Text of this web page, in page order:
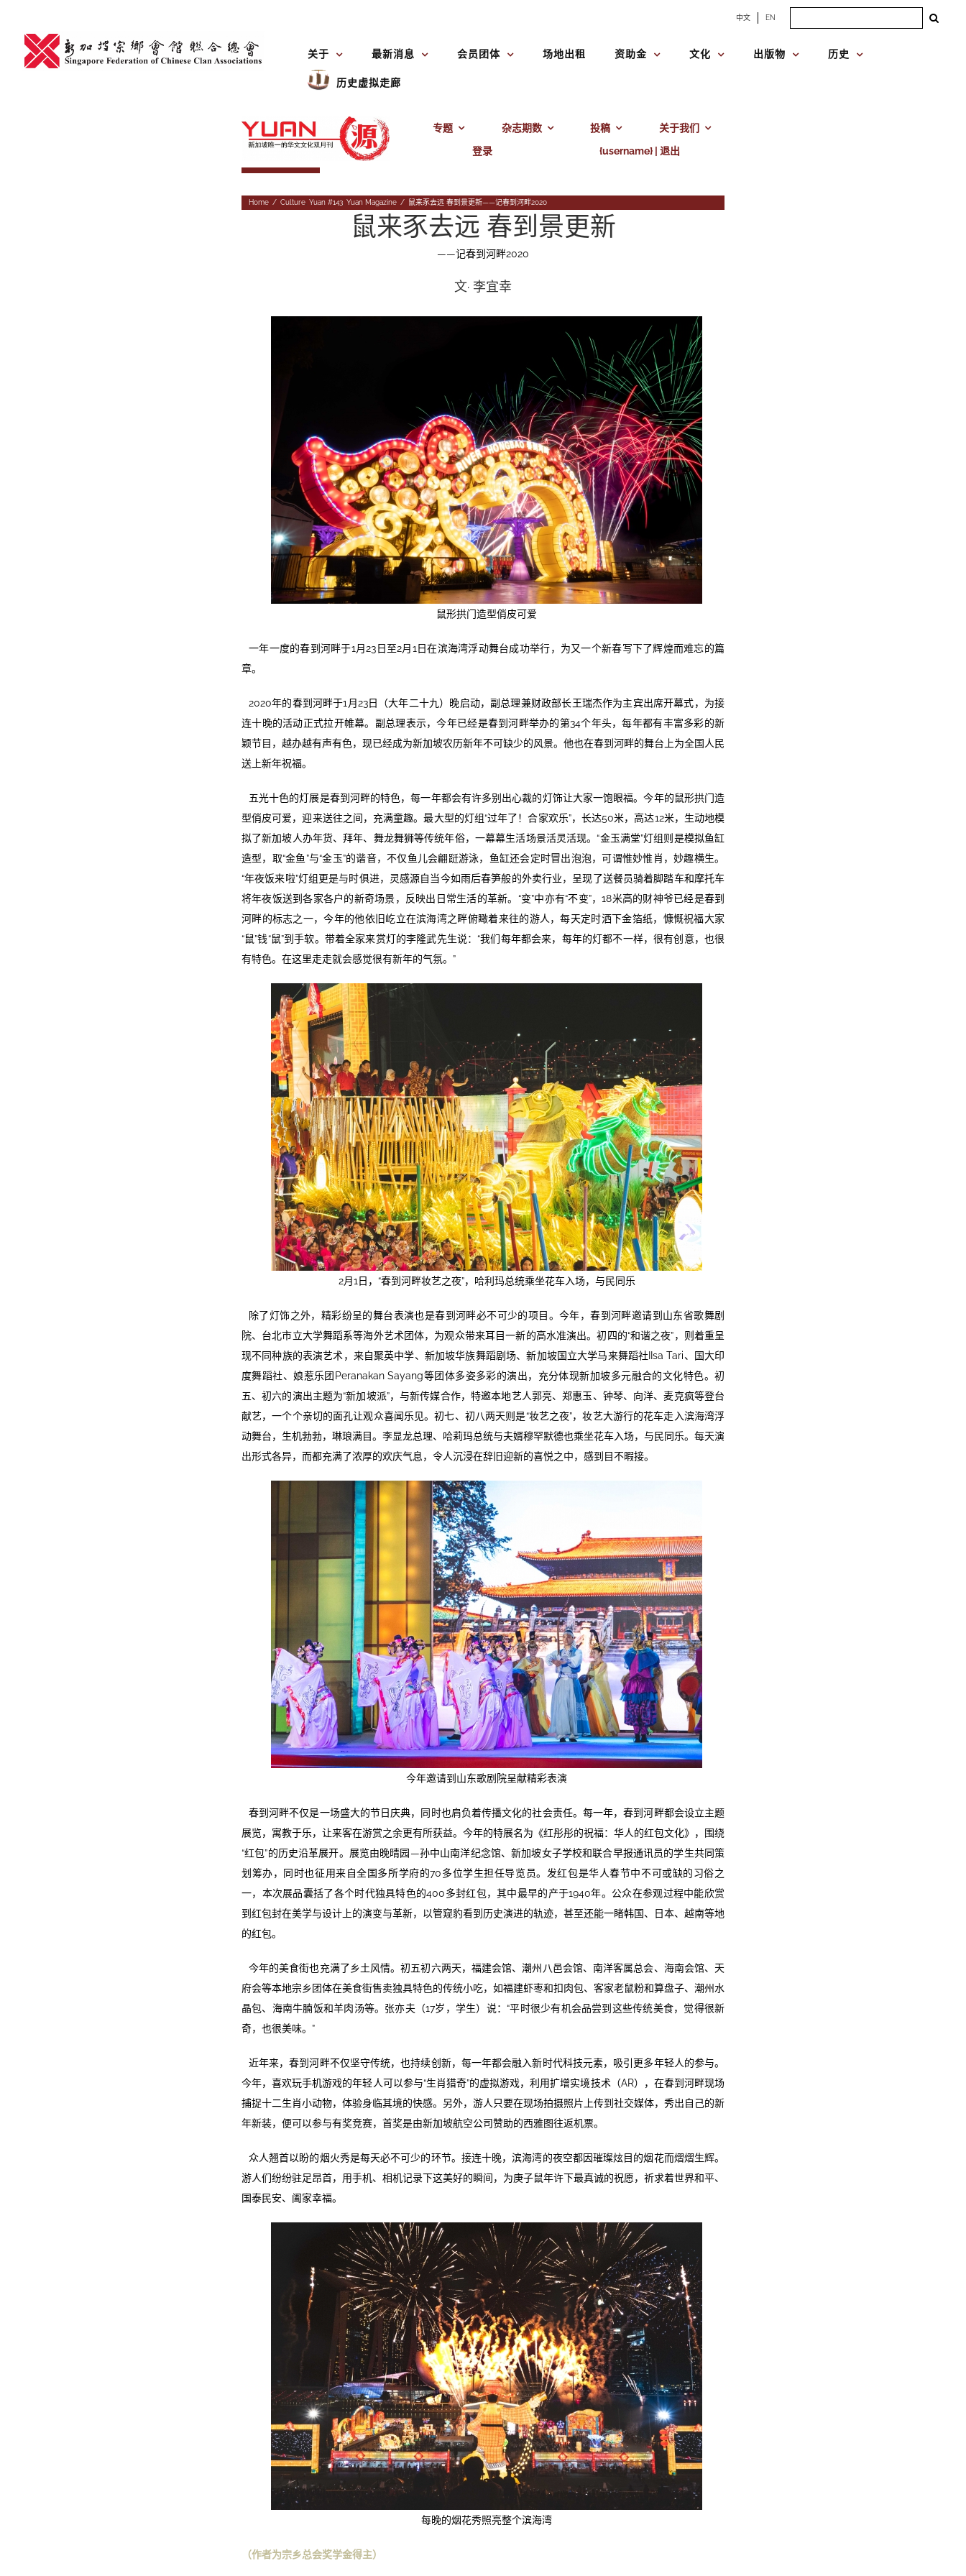
content
中文 EN
关于
最新消息 会员团体 场地出租 资助金 文化 出版物 历史
历史虚拟走廊
专题 杂志期数 投稿
关于我们
登录
{username} | 退出
Home / Culture, Yuan #143, Yuan Magazine / 鼠来豕去远 春到景更新——记春到河畔2020
鼠来豕去远 春到景更新
——记春到河畔2020
文· 李宜幸
鼠形拱门造型俏皮可爱
一年一度的春到河畔于1月23日至2月1日在滨海湾浮动舞台成功举行，为又一个新春写下了辉煌而难忘的篇
章。
2020年的春到河畔于1月23日（大年二十九）晚启动，副总理兼财政部长王瑞杰作为主宾出席开幕式，为接
连十晚的活动正式拉开帷幕。副总理表示，今年已经是春到河畔举办的第34个年头，每年都有丰富多彩的新
颖节目，越办越有声有色，现已经成为新加坡农历新年不可缺少的风景。他也在春到河畔的舞台上为全国人民
送上新年祝福。
五光十色的灯展是春到河畔的特色，每一年都会有许多别出心裁的灯饰让大家一饱眼福。今年的鼠形拱门造
型俏皮可爱，迎来送往之间，充满童趣。最大型的灯组“过年了！合家欢乐”，长达50米，高达12米，生动地模
拟了新加坡人办年货、拜年、舞龙舞狮等传统年俗，一幕幕生活场景活灵活现。“金玉满堂”灯组则是模拟鱼缸
造型，取“金鱼”与“金玉”的谐音，不仅鱼儿会翩跹游泳，鱼缸还会定时冒出泡泡，可谓惟妙惟肖，妙趣横生。
“年夜饭来啦”灯组更是与时俱进，灵感源自当今如雨后春笋般的外卖行业，呈现了送餐员骑着脚踏车和摩托车
将年夜饭送到各家各户的新奇场景，反映出日常生活的革新。“变”中亦有“不变”，18米高的财神爷已经是春到
河畔的标志之一，今年的他依旧屹立在滨海湾之畔俯瞰着来往的游人，每天定时洒下金箔纸，慷慨祝福大家
“鼠”钱“鼠”到手软。带着全家来赏灯的李隆武先生说：“我们每年都会来，每年的灯都不一样，很有创意，也很
有特色。在这里走走就会感觉很有新年的气氛。”
2月1日，“春到河畔妆艺之夜”，哈利玛总统乘坐花车入场，与民同乐
除了灯饰之外，精彩纷呈的舞台表演也是春到河畔必不可少的项目。今年，春到河畔邀请到山东省歌舞剧
院、台北市立大学舞蹈系等海外艺术团体，为观众带来耳目一新的高水准演出。初四的“和谐之夜”，则着重呈
现不同种族的表演艺术，来自聚英中学、新加坡华族舞蹈剧场、新加坡国立大学马来舞蹈社IIsa Tari、国大印
度舞蹈社、娘惹乐团Peranakan Sayang等团体多姿多彩的演出，充分体现新加坡多元融合的文化特色。初
五、初六的演出主题为“新加坡派”，与新传媒合作，特邀本地艺人郭亮、郑惠玉、钟琴、向洋、麦克疯等登台
献艺，一个个亲切的面孔让观众喜闻乐见。初七、初八两天则是“妆艺之夜”，妆艺大游行的花车走入滨海湾浮
动舞台，生机勃勃，琳琅满目。李显龙总理、哈莉玛总统与夫婿穆罕默德也乘坐花车入场，与民同乐。每天演
出形式各异，而都充满了浓厚的欢庆气息，令人沉浸在辞旧迎新的喜悦之中，感到目不暇接。
今年邀请到山东歌剧院呈献精彩表演
春到河畔不仅是一场盛大的节日庆典，同时也肩负着传播文化的社会责任。每一年，春到河畔都会设立主题
展览，寓教于乐，让来客在游赏之余更有所获益。今年的特展名为《红彤彤的祝福：华人的红包文化》，围绕
“红包”的历史沿革展开。展览由晚晴园—孙中山南洋纪念馆、新加坡女子学校和联合早报通讯员的学生共同策
划筹办，同时也征用来自全国多所学府的70多位学生担任导览员。发红包是华人春节中不可或缺的习俗之
一，本次展品囊括了各个时代独具特色的400多封红包，其中最早的产于1940年。公众在参观过程中能欣赏
到红包封在美学与设计上的演变与革新，以管窥豹看到历史演进的轨迹，甚至还能一睹韩国、日本、越南等地
的红包。
今年的美食街也充满了乡土风情。初五初六两天，福建会馆、潮州八邑会馆、南洋客属总会、海南会馆、天
府会等本地宗乡团体在美食街售卖独具特色的传统小吃，如福建虾枣和扣肉包、客家老鼠粉和算盘子、潮州水
晶包、海南牛腩饭和羊肉汤等。张亦夫（17岁，学生）说：“平时很少有机会品尝到这些传统美食，觉得很新
奇，也很美味。”
近年来，春到河畔不仅坚守传统，也持续创新，每一年都会融入新时代科技元素，吸引更多年轻人的参与。
今年，喜欢玩手机游戏的年轻人可以参与“生肖猎奇”的虚拟游戏，利用扩增实境技术（AR），在春到河畔现场
捕捉十二生肖小动物，体验身临其境的快感。另外，游人只要在现场拍摄照片上传到社交媒体，秀出自己的新
年新装，便可以参与有奖竞赛，首奖是由新加坡航空公司赞助的西雅图往返机票。
众人翘首以盼的烟火秀是每天必不可少的环节。接连十晚，滨海湾的夜空都因璀璨炫目的烟花而熠熠生辉。
游人们纷纷驻足昂首，用手机、相机记录下这美好的瞬间，为庚子鼠年许下最真诚的祝愿，祈求着世界和平、
国泰民安、阖家幸福。
每晚的烟花秀照亮整个滨海湾
（作者为宗乡总会奖学金得主）